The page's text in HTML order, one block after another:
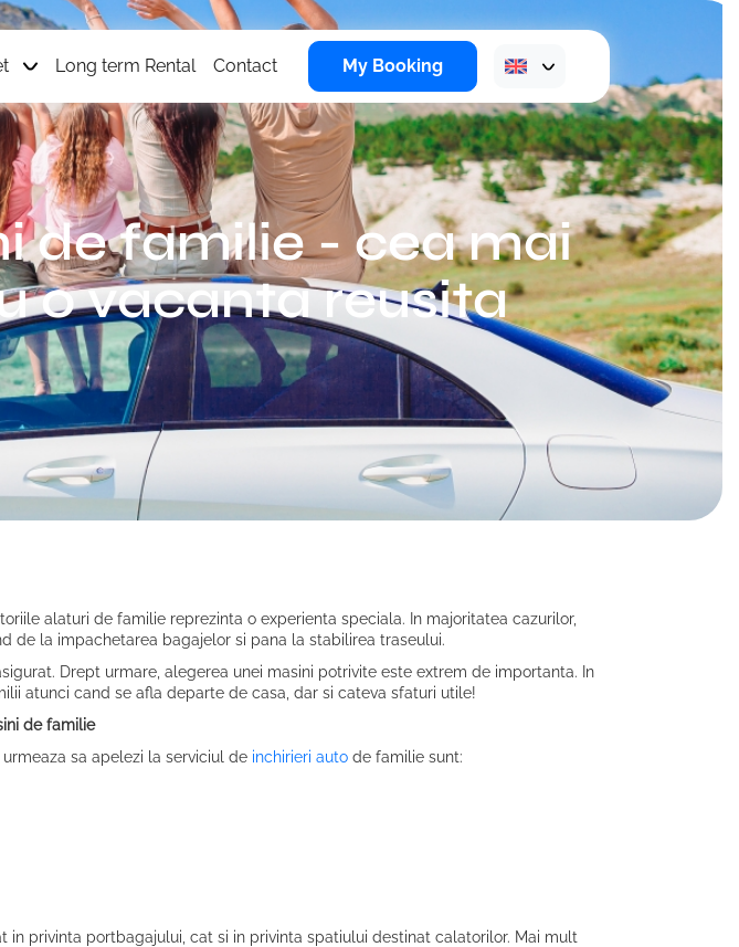
Long term Rental Contact My Booking
de familie - cea mai
o vacanta reusita
alaturi de familie reprezinta o experienta speciala. In majoritatea cazurilor,
de la impachetarea bagajelor si pana la stabilirea traseului.
Drept urmare, alegerea unei masini potrivite este extrem de importanta. In
atunci cand se afla departe de casa, dar si cateva sfaturi utile!
de familie
sa apelezi la serviciul de inchirieri auto de familie sunt:
privinta portbagajului, cat si in privinta spatiului destinat calatorilor. Mai mult